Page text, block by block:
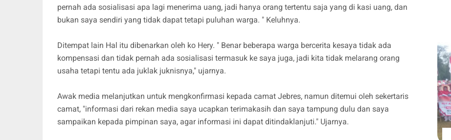
pernah ada sosialisasi apa lagi menerima uang, jadi hanya orang tertentu saja yang di kasi uang, dan
bukan saya sendiri yang tidak dapat tetapi puluhan warga. " Keluhnya.
Ditempat lain Hal itu dibenarkan oleh ko Hery. " Benar beberapa warga bercerita kesaya tidak ada
kompensasi dan tidak pernah ada sosialisasi termasuk ke saya juga, jadi kita tidak melarang orang
usaha tetapi tentu ada juklak juknisnya," ujarnya.
Awak media melanjutkan untuk mengkonfirmasi kepada camat Jebres, namun ditemui oleh sekertaris
camat, "informasi dari rekan media saya ucapkan terimakasih dan saya tampung dulu dan saya
sampaikan kepada pimpinan saya, agar informasi ini dapat ditindaklanjuti." Ujarnya.